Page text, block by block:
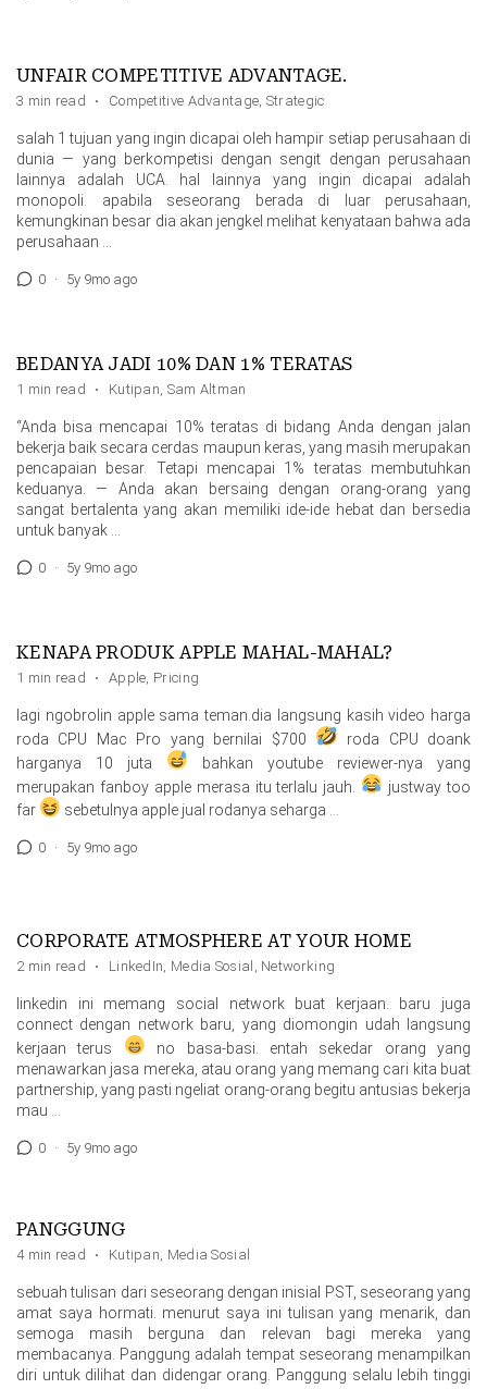
UNFAIR COMPETITIVE ADVANTAGE.
3 min read · Competitive Advantage, Strategic
salah 1 tujuan yang ingin dicapai oleh hampir setiap perusahaan di
dunia — yang berkompetisi dengan sengit dengan perusahaan
lainnya adalah UCA. hal lainnya yang ingin dicapai adalah
monopoli. apabila seseorang berada di luar perusahaan,
kemungkinan besar dia akan jengkel melihat kenyataan bahwa ada
perusahaan …
0 · 5y 9mo ago
BEDANYA JADI 10% DAN 1% TERATAS
1 min read · Kutipan, Sam Altman
“Anda bisa mencapai 10% teratas di bidang Anda dengan jalan
bekerja baik secara cerdas maupun keras, yang masih merupakan
pencapaian besar. Tetapi mencapai 1% teratas membutuhkan
keduanya. — Anda akan bersaing dengan orang-orang yang
sangat bertalenta yang akan memiliki ide-ide hebat dan bersedia
untuk banyak …
0 · 5y 9mo ago
KENAPA PRODUK APPLE MAHAL-MAHAL?
1 min read · Apple, Pricing
lagi ngobrolin apple sama teman.dia langsung kasih video harga
roda CPU Mac Pro yang bernilai $700
roda CPU doank
harganya 10 juta
bahkan youtube reviewer-nya yang
merupakan fanboy apple merasa itu terlalu jauh.
justway too
far
sebetulnya apple jual rodanya seharga …
0 · 5y 9mo ago
CORPORATE ATMOSPHERE AT YOUR HOME
2 min read · LinkedIn, Media Sosial , Networking
linkedin ini memang social network buat kerjaan. baru juga
connect dengan network baru, yang diomongin udah langsung
kerjaan terus
no basa-basi. entah sekedar orang yang
menawarkan jasa mereka, atau orang yang memang cari kita buat
partnership, yang pasti ngeliat orang-orang begitu antusias bekerja
mau …
0 · 5y 9mo ago
PANGGUNG
4 min read · Kutipan, Media Sosial
sebuah tulisan dari seseorang dengan inisial PST, seseorang yang
amat saya hormati. menurut saya ini tulisan yang menarik, dan
semoga masih berguna dan relevan bagi mereka yang
membacanya. Panggung adalah tempat seseorang menampilkan
diri untuk dilihat dan didengar orang. Panggung selalu lebih tinggi